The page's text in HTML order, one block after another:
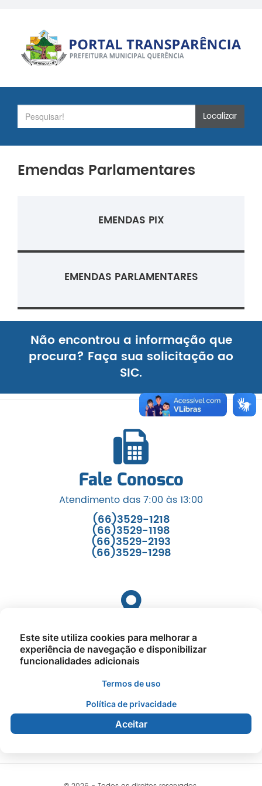
Localizar
Emendas Parlamentares
EMENDAS PIX
EMENDAS PARLAMENTARES
Não encontrou a informação que
procura? Faça sua solicitação ao
SIC.
Fale Conosco
Atendimento das 7:00 às 13:00
(66)3529-1218
(66)3529-1198
(66)3529-2193
(66)3529-1298
Como Chegar
Av. Cuiaba - N°335 - Quadra 1, Lote 9, Setor C, CEP:
78643-000.
Prefeitura Municipal de Querência
Este site utiliza cookies para melhorar a
experiência de navegação e disponibilizar
funcionalidades adicionais
Termos de uso
Política de privacidade
Aceitar